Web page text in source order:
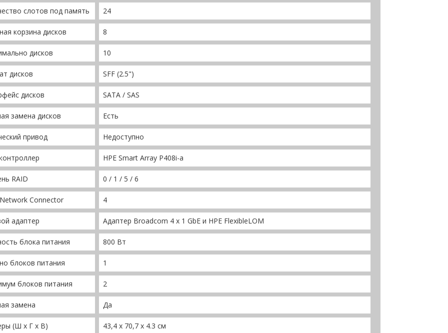
слотов под память 24
корзина дисков 8
дисков 10
дисков SFF (2.5")
дисков SATA / SAS
замена дисков Есть
привод Недоступно
HPE Smart Array P408i-a
RAID 0 / 1 / 5 / 6
Connector 4
адаптер Адаптер Broadcom 4 x 1 GbE и HPE FlexibleLOM
блока питания 800 Вт
блоков питания 1
блоков питания 2
замена Да
(Ш x Г x В) 43,4 x 70,7 x 4.3 см